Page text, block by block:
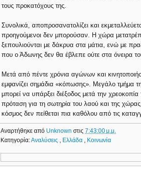
τους προκατόχους της.
Συνολικά, αποπροσανατολίζει και
προηγούμενοι δεν μπορούσαν. Η χώρα
ξεπουλιούνται με δάκρυα στα μάτια, ενώ με
που ο Άδωνης δεν θα έβλεπε ούτε στα όνειρα
Μετά από πέντε χρόνια αγώνων και
εμφανίζει σημάδια «κόπωσης». Μεγάλο τμήμα
μπορεί να υπάρξει διέξοδος μετά την
πρόταση για τη σωτηρία του λαού και της
κόσμος δεν πείθεται πια καθόλου από τις
Αναρτήθηκε από Unknownστις7:43:00 μ.μ.
Κατηγορία:Αναλύσεις , Ελλάδα , Κοινωνία